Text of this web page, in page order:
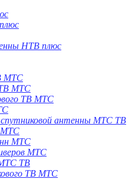
НТВ плюс
МТС
ТВ МТС
ТВ МТС
антенны МТС ТВ
МТС
МТС
МТС
МТС ТВ
ТВ МТС